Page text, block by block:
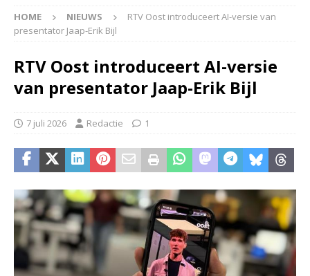
HOME NIEUWS
RTV Oost introduceert AI-versie van
presentator Jaap-Erik Bijl
RTV Oost introduceert AI-versie
van presentator Jaap-Erik Bijl
7 juli 2026 Redactie 1